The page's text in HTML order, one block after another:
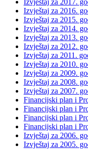
Izvještaj za 2017.
Izvještaj za 2016.
Izvještaj za 2015.
Izvještaj za 2014.
Izvještaj za 2013.
Izvještaj za 2012.
Izvještaj za 2011.
Izvještaj za 2010.
Izvještaj za 2009.
Izvještaj za 2008.
Izvještaj za 2007.
Financijski plan i
Financijski plan i
Financijski plan i
Financijski plan i
Izvještaj za 2006.
Izvještaj za 2005.